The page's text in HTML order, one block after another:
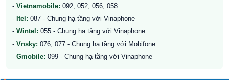
- Vietnamobile: 092, 052, 056, 058
- Itel: 087 - Chung hạ tầng với Vinaphone
- Wintel: 055 - Chung hạ tầng với Vinaphone
- Vnsky: 076, 077 - Chung hạ tầng với Mobifone
- Gmobile: 099 - Chung hạ tầng với Vinaphone